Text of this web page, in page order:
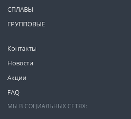
Контакты
Новости
Акции
FAQ
СПЛАВЫ
ГРУППОВЫЕ
МЫ В СОЦИАЛЬНЫХ СЕТЯХ: